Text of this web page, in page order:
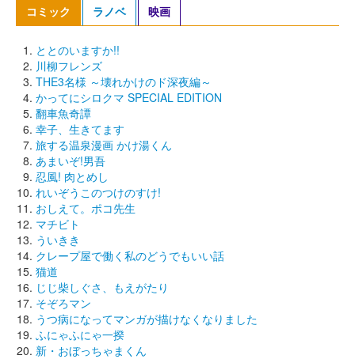
コミック ラノベ 映画
ととのいますか!!
川柳フレンズ
THE3名様 ～壊れかけのド深夜編～
かってにシロクマ SPECIAL EDITION
翻車魚奇譚
幸子、生きてます
旅する温泉漫画 かけ湯くん
あまいぞ!男吾
忍風! 肉とめし
れいぞうこのつけのすけ!
おしえて。ポコ先生
マチビト
ういきき
クレープ屋で働く私のどうでもいい話
猫道
じじ柴しぐさ、もえがたり
そぞろマン
うつ病になってマンガが描けなくなりました
ふにゃふにゃ一揆
新・おぼっちゃまくん